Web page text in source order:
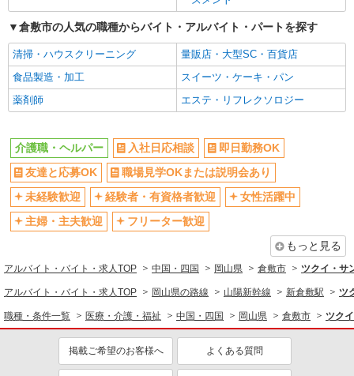
倉敷市の人気の職種からバイト・アルバイト・パートを探す
清掃・ハウスクリーニング
量販店・大型SC・百貨店
食品製造・加工
スイーツ・ケーキ・パン
薬剤師
エステ・リフレクソロジー
介護職・ヘルパー 入社日応相談
即日勤務OK
友達と応募OK
職場見学OKまたは説明会あり
未経験歓迎
経験者・有資格者歓迎
女性活躍中
主婦・主夫歓迎
フリーター歓迎
もっと見る
アルバイト・バイト・求人TOP 中国・四国 岡山県 倉敷市 ツクイ・サ
アルバイト・バイト・求人TOP 岡山県の路線 山陽新幹線 新倉敷駅 ツ
職種・条件一覧 医療・介護・福祉 中国・四国 岡山県 倉敷市 ツク
掲載ご希望のお客様へ よくある質問